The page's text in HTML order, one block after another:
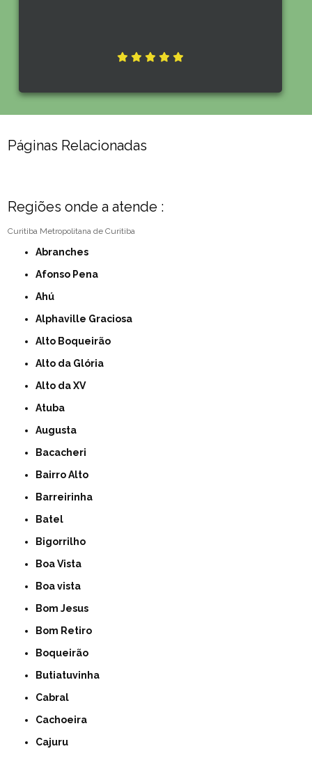
Páginas Relacionadas
Regiões onde a atende :
Curitiba Metropolitana de Curitiba
Abranches
Afonso Pena
Ahú
Alphaville Graciosa
Alto Boqueirão
Alto da Glória
Alto da XV
Atuba
Augusta
Bacacheri
Bairro Alto
Barreirinha
Batel
Bigorrilho
Boa Vista
Boa vista
Bom Jesus
Bom Retiro
Boqueirão
Butiatuvinha
Cabral
Cachoeira
Cajuru